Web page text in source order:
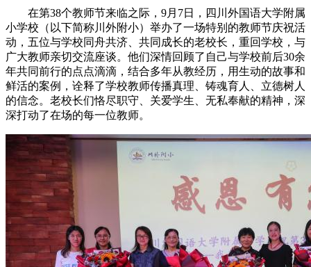
在第38个教师节来临之际，9月7日，四川外国语大学附属
小学校（以下简称川外附小）举办了一场特别的教师节庆祝活
动，五位与学校同舟共济、共同成长的老校长，重回学校，与
广大教师亲切交流座谈。他们深情回顾了自己与学校前后30余
年共同前行的点点滴滴，结合多年从教经历，用生动的故事和
鲜活的案例，诠释了学校教师传播真理、铸魂育人、立德树人
的信念。老校长们恪尽职守、关爱学生、无私奉献的精神，深
深打动了在场的每一位教师。